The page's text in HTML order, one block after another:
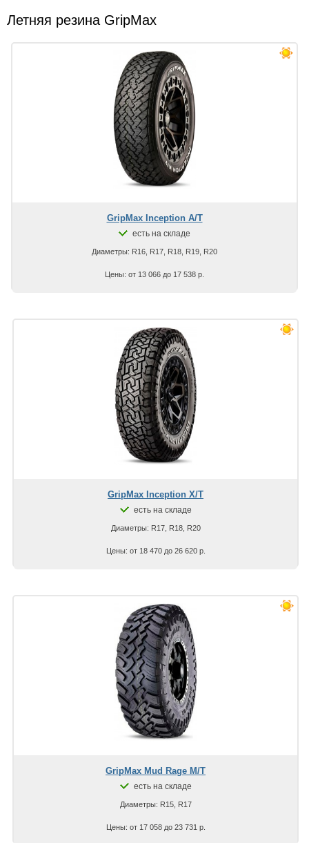
Летняя резина GripMax
GripMax Inception A/T
есть на складе
Диаметры: R16, R17, R18, R19, R20
Цены: от 13 066 до 17 538 р.
GripMax Inception X/T
есть на складе
Диаметры: R17, R18, R20
Цены: от 18 470 до 26 620 р.
GripMax Mud Rage M/T
есть на складе
Диаметры: R15, R17
Цены: от 17 058 до 23 731 р.